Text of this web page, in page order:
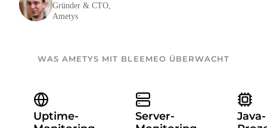
Gründer & CTO,
Ametys
WAS AMETYS MIT BLEEMEO ÜBERWACHT
Uptime-
Server-